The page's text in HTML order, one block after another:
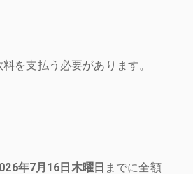
を支払う必要があります。
年7月16日木曜日 までに全額